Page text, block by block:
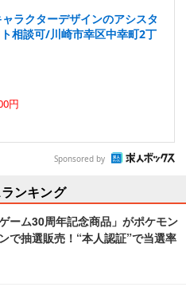
ラクターデザインのアシスタ
相談可/川崎市幸区中幸町2丁
円
Sponsored by
ンキング
ーム30周年記念商品」がポケモン
で抽選販売！“本人認証”で当選率